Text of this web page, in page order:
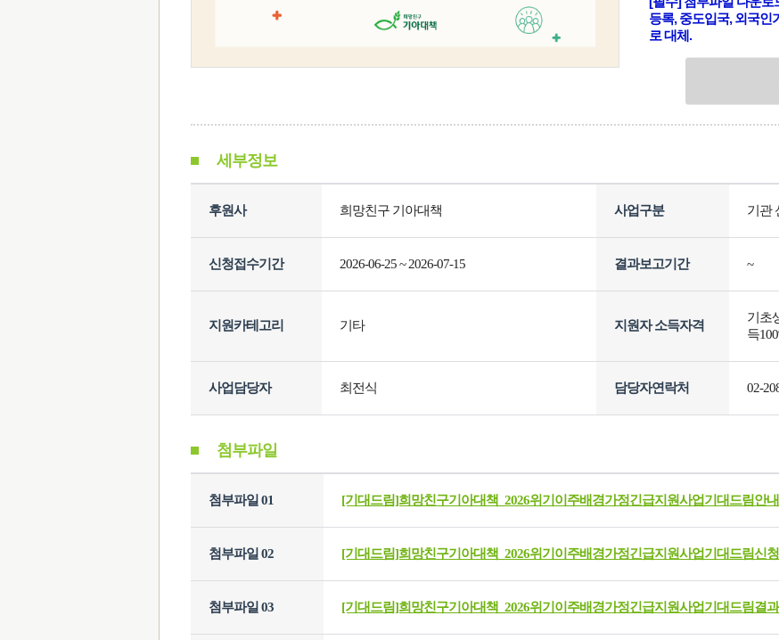
등록, 중도입국, 외국인
로 대체.
세부정보
후원사 희망친구 기아대책 사업구분 기관
신청접수기간 2026-06-25 ~ 2026-07-15 결과보고기간 ~
지원카테고리 기타 지원자 소득자격
기초
득
사업담당자 최전식 담당자연락처 02-
첨부파일
첨부파일 01 [기대드림]희망친구기아대책_2026위기이주배경가정긴급지원사업기대드림안내
첨부파일 02 [기대드림]희망친구기아대책_2026위기이주배경가정긴급지원사업기대드림신청
첨부파일 03 [기대드림]희망친구기아대책_2026위기이주배경가정긴급지원사업기대드림결